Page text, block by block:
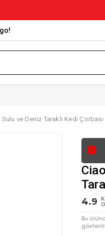
ve Deniz Taraklı Kedi Çorbası
🔴
4.9
Bu